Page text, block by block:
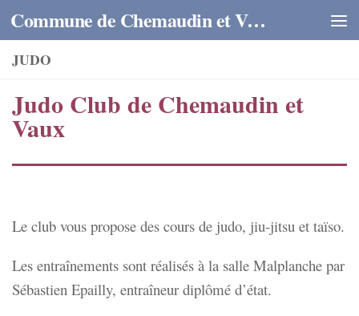
Skip to content Commune de Chemaudin et Vaux
JUDO
Judo Club de Chemaudin et
Vaux
Le club vous propose des cours de judo, jiu-jitsu et taïso.
Les entraînements sont réalisés à la salle Malplanche par
Sébastien Epailly, entraîneur diplômé d’état.